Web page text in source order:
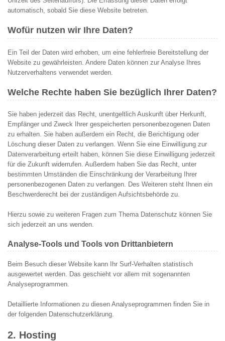
automatisch, sobald Sie diese Website betreten.
Wofür nutzen wir Ihre Daten?
Ein Teil der Daten wird erhoben, um eine fehlerfreie Bereitstellung der
Website zu gewährleisten. Andere Daten können zur Analyse Ihres
Nutzerverhaltens verwendet werden.
Welche Rechte haben Sie bezüglich Ihrer Daten?
Sie haben jederzeit das Recht, unentgeltlich Auskunft über Herkunft,
Empfänger und Zweck Ihrer gespeicherten personenbezogenen Daten
zu erhalten. Sie haben außerdem ein Recht, die Berichtigung oder
Löschung dieser Daten zu verlangen. Wenn Sie eine Einwilligung zur
Datenverarbeitung erteilt haben, können Sie diese Einwilligung jederzeit
für die Zukunft widerrufen. Außerdem haben Sie das Recht, unter
bestimmten Umständen die Einschränkung der Verarbeitung Ihrer
personenbezogenen Daten zu verlangen. Des Weiteren steht Ihnen ein
Beschwerderecht bei der zuständigen Aufsichtsbehörde zu.
Hierzu sowie zu weiteren Fragen zum Thema Datenschutz können Sie
sich jederzeit an uns wenden.
Analyse-Tools und Tools von Dritt­anbietern
Beim Besuch dieser Website kann Ihr Surf-Verhalten statistisch
ausgewertet werden. Das geschieht vor allem mit sogenannten
Analyseprogrammen.
Detaillierte Informationen zu diesen Analyseprogrammen finden Sie in
der folgenden Datenschutzerklärung.
2. Hosting